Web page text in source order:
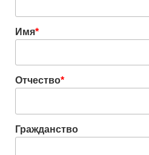
Имя*
Отчество*
Гражданство